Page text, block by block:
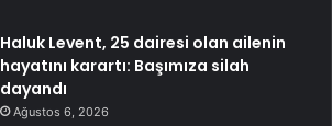
Haluk Levent, 25 dairesi olan ailenin
hayatını karartı: Başımıza silah
dayandı
Ağustos 6, 2026